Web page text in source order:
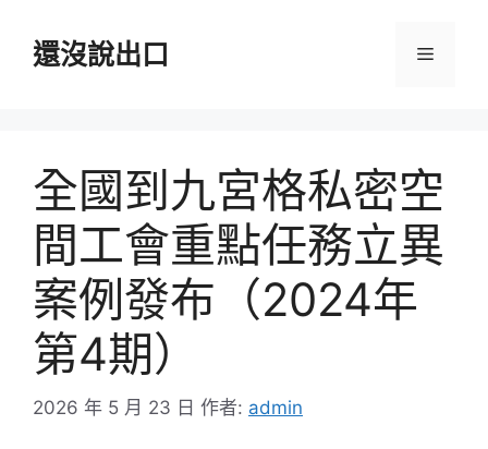
還沒說出口 選
全國到九宮格私密空
間工會重點任務立異
案例發布（2024年
第4期）
2026 年 5 月 23 日 作者: admin